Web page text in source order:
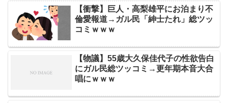
【衝撃】巨人・高梨雄平にお泊まり不
倫愛報道→ガル民「紳士たれ」総ツッ
コミｗｗｗ
【物議】55歳大久保佳代子の性欲告白
にガル民総ツッコミ→更年期本音大合
唱にｗｗｗ